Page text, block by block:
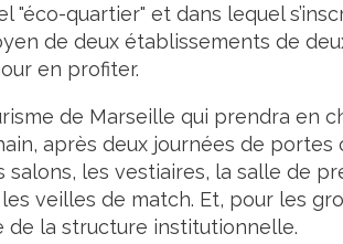
quartier" et dans lequel
de deux établissements de
en profiter.
de Marseille qui prendra en
après deux journées de portes
les vestiaires, la salle de
veilles de match. Et, pour les
de la structure institutionnelle.